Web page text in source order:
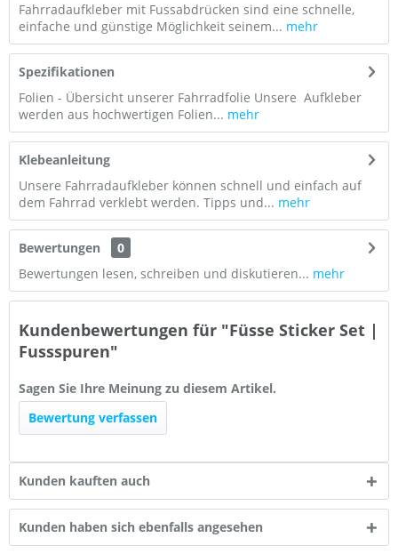
Fahrradaufkleber mit Fussabdrücken sind eine schnelle,
einfache und günstige Möglichkeit seinem... mehr
Spezifikationen
Folien - Übersicht unserer Fahrradfolie Unsere Aufkleber
werden aus hochwertigen Folien... mehr
Klebeanleitung
Unsere Fahrradaufkleber können schnell und einfach auf
dem Fahrrad verklebt werden. Tipps und... mehr
Bewertungen
0
Bewertungen lesen, schreiben und diskutieren... mehr
Kundenbewertungen für "Füsse Sticker Set |
Fussspuren"
Sagen Sie Ihre Meinung zu diesem Artikel.
Bewertung verfassen
Kunden kauften auch
Kunden haben sich ebenfalls angesehen